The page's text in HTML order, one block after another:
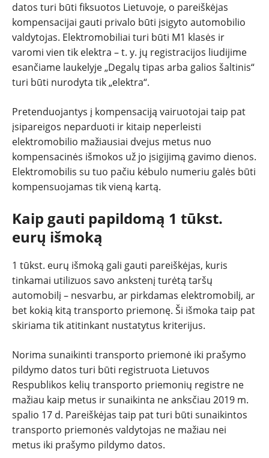
datos turi būti fiksuotos Lietuvoje, o pareiškėjas
kompensacijai gauti privalo būti įsigyto automobilio
valdytojas. Elektromobiliai turi būti M1 klasės ir
varomi vien tik elektra – t. y. jų registracijos liudijime
esančiame laukelyje „Degalų tipas arba galios šaltinis“
turi būti nurodyta tik „elektra“.
Pretenduojantys į kompensaciją vairuotojai taip pat
įsipareigos neparduoti ir kitaip neperleisti
elektromobilio mažiausiai dvejus metus nuo
kompensacinės išmokos už jo įsigijimą gavimo dienos.
Elektromobilis su tuo pačiu kėbulo numeriu galės būti
kompensuojamas tik vieną kartą.
Kaip gauti papildomą 1 tūkst.
eurų išmoką
1 tūkst. eurų išmoką gali gauti pareiškėjas, kuris
tinkamai utilizuos savo ankstenį turėtą taršų
automobilį – nesvarbu, ar pirkdamas elektromobilį, ar
bet kokią kitą transporto priemonę. Ši išmoka taip pat
skiriama tik atitinkant nustatytus kriterijus.
Norima sunaikinti transporto priemonė iki prašymo
pildymo datos turi būti registruota Lietuvos
Respublikos kelių transporto priemonių registre ne
mažiau kaip metus ir sunaikinta ne anksčiau 2019 m.
spalio 17 d. Pareiškėjas taip pat turi būti sunaikintos
transporto priemonės valdytojas ne mažiau nei
metus iki prašymo pildymo datos.